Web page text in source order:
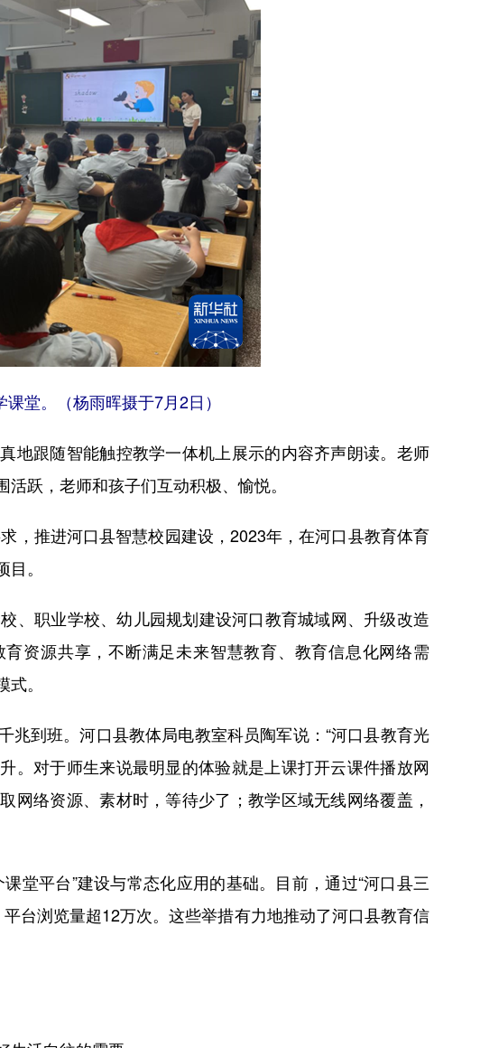
堂。（杨雨晖摄于7月2日）
跟随智能触控教学一体机上展示的内容齐声朗读。老师
跃，老师和孩子们互动积极、愉悦。
推进河口县智慧校园建设，2023年，在河口县教育体育
。
职业学校、幼儿园规划建设河口教育城域网、升级改造
资源共享，不断满足未来智慧教育、教育信息化网络需
。
到班。河口县教体局电教室科员陶军说：“河口县教育光
。对于师生来说最明显的体验就是上课打开云课件播放网
网络资源、素材时，等待少了；教学区域无线网络覆盖，
平台”建设与常态化应用的基础。目前，通过“河口县三
台浏览量超12万次。这些举措有力地推动了河口县教育信